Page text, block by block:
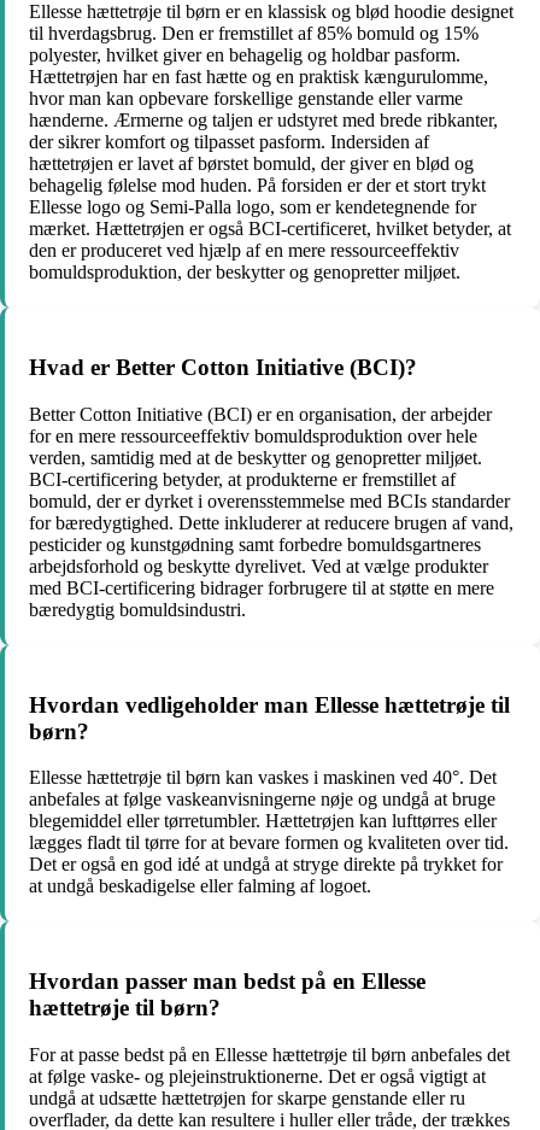
Ellesse hættetrøje til børn er en klassisk og blød hoodie designet
til hverdagsbrug. Den er fremstillet af 85% bomuld og 15%
polyester, hvilket giver en behagelig og holdbar pasform.
Hættetrøjen har en fast hætte og en praktisk kængurulomme,
hvor man kan opbevare forskellige genstande eller varme
hænderne. Ærmerne og taljen er udstyret med brede ribkanter,
der sikrer komfort og tilpasset pasform. Indersiden af
hættetrøjen er lavet af børstet bomuld, der giver en blød og
behagelig følelse mod huden. På forsiden er der et stort trykt
Ellesse logo og Semi-Palla logo, som er kendetegnende for
mærket. Hættetrøjen er også BCI-certificeret, hvilket betyder, at
den er produceret ved hjælp af en mere ressourceeffektiv
bomuldsproduktion, der beskytter og genopretter miljøet.
Hvad er Better Cotton Initiative (BCI)?
Better Cotton Initiative (BCI) er en organisation, der arbejder
for en mere ressourceeffektiv bomuldsproduktion over hele
verden, samtidig med at de beskytter og genopretter miljøet.
BCI-certificering betyder, at produkterne er fremstillet af
bomuld, der er dyrket i overensstemmelse med BCIs standarder
for bæredygtighed. Dette inkluderer at reducere brugen af vand,
pesticider og kunstgødning samt forbedre bomuldsgartneres
arbejdsforhold og beskytte dyrelivet. Ved at vælge produkter
med BCI-certificering bidrager forbrugere til at støtte en mere
bæredygtig bomuldsindustri.
Hvordan vedligeholder man Ellesse hættetrøje til
børn?
Ellesse hættetrøje til børn kan vaskes i maskinen ved 40°. Det
anbefales at følge vaskeanvisningerne nøje og undgå at bruge
blegemiddel eller tørretumbler. Hættetrøjen kan lufttørres eller
lægges fladt til tørre for at bevare formen og kvaliteten over tid.
Det er også en god idé at undgå at stryge direkte på trykket for
at undgå beskadigelse eller falming af logoet.
Hvordan passer man bedst på en Ellesse
hættetrøje til børn?
For at passe bedst på en Ellesse hættetrøje til børn anbefales det
at følge vaske- og plejeinstruktionerne. Det er også vigtigt at
undgå at udsætte hættetrøjen for skarpe genstande eller ru
overflader, da dette kan resultere i huller eller tråde, der trækkes